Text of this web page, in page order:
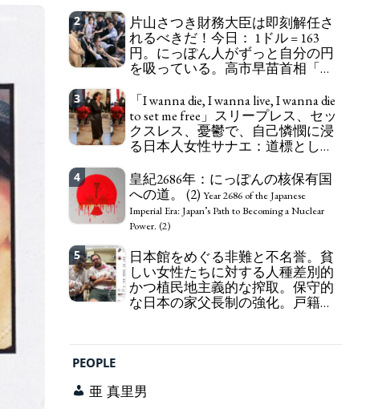
in Japan the word "artist" into the word "Art
Worker" (similar to "Essential Worker", "Sex Worker"
or "Social Worker")
2
片山さつき財務大臣は即刻解任さ
れるべきだ！今日： 1ドル = 163
円。にっぽん人がずっと自分の円
を吸っている。高市早苗首相「円
ットを強調Finance Minister KATAYAMA
Satsuki should be fired immediately! Today: 1 US$ =
163 Yen. The Japanese Have Long Been Draining
Their Own Yen. Prime Minister TAKAICHI
Fund Special Account happy" - Emphasising the
benefits of the exchange rate
3
「I wanna die, I wanna live, I wanna die
to set me free」スリープレス、セッ
クスレス、憂鬱で、自己憐憫に浸
る日本人女性サナエ：道標として
die to set me free" - Sanae, a Japanese woman who
is sleepless, sexless, depressive and wallowing in
self-pity: destruction as a guidepost.
4
皇紀2686年：にっぽんの核保有国
への道。 (2) Year 2686 of the Japanese
Imperial Era: Japan’s Path to Becoming a Nuclear
Power. (2)
5
日本館をめぐる非難と不名誉。貧
しい女性たちに対する人種差別的
かつ植民地主義的な搾取。保守的
な日本の家父長制の強化。戸籍制
registration system. Reinforcement of
PEOPLE
亜 真里男